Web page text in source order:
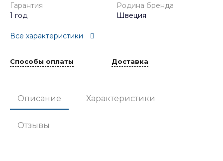
Гарантия
1 год
Родина бренда
Швеция
Все характеристики
Способы оплаты Доставка
Описание Характеристики
Отзывы